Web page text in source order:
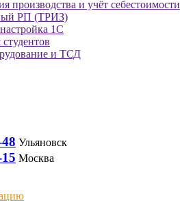
производства и учёт себестоимости
РП (ТРИЗ)
1С
и ТСД
Ульяновск
Москва